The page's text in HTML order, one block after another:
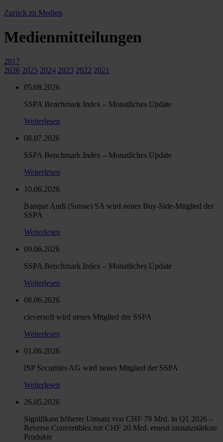
Zurück zu Medien
Medienmitteilungen
2017
2026 2025 2024 2023 2022 2021
05.08.2026
SSPA Benchmark Index – Monatliches Update
Weiterlesen
08.07.2026
SSPA Benchmark Index – Monatliches Update
Weiterlesen
10.06.2026
Banque Audi (Suisse) SA wird neues Buy-Side-Mitglied der
SSPA
Weiterlesen
09.06.2026
SSPA Benchmark Index – Monatliches Update
Weiterlesen
08.06.2026
cleversoft wird neues Mitglied der SSPA
Weiterlesen
01.06.2026
ISP Securities AG wird neues Mitglied der SSPA
Weiterlesen
26.05.2026
Signifikant höherer Umsatz von CHF 79 Mrd. in Q1 2026 –
Reverse Convertibles mit CHF 20 Mrd. erneut umsatzstärkste
Produkte